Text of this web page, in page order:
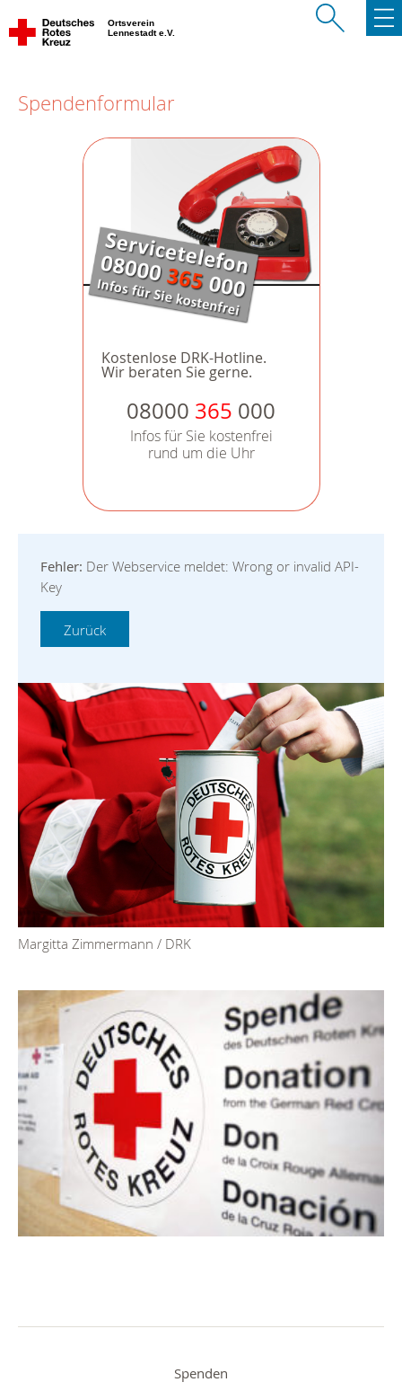
Ortsverein
Lennestadt e.V.
Spendenformular
Kostenlose DRK-Hotline.
Wir beraten Sie gerne.
08000 365 000
Infos für Sie kostenfrei
rund um die Uhr
Fehler: Der Webservice meldet: Wrong or invalid API-
Key
Margitta Zimmermann / DRK
Spenden